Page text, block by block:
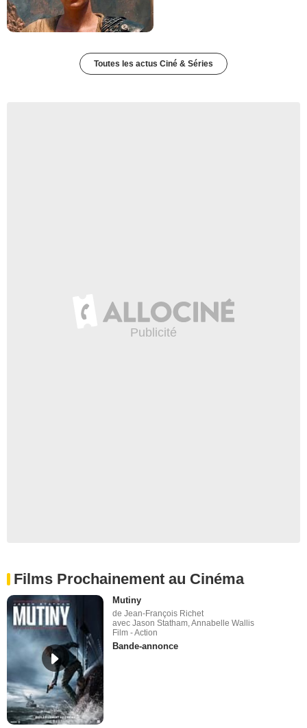
Toutes les actus Ciné & Séries
Films Prochainement au Cinéma
Mutiny
de Jean-François Richet
avec Jason Statham, Annabelle Wallis
Film - Action
Bande-annonce